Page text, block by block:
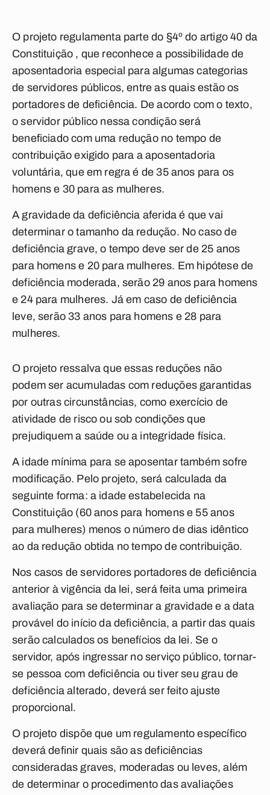
O projeto regulamenta parte do §4º do artigo 40 da
Constituição , que reconhece a possibilidade de
aposentadoria especial para algumas categorias
de servidores públicos, entre as quais estão os
portadores de deficiência. De acordo com o texto,
o servidor público nessa condição será
beneficiado com uma redução no tempo de
contribuição exigido para a aposentadoria
voluntária, que em regra é de 35 anos para os
homens e 30 para as mulheres.
A gravidade da deficiência aferida é que vai
determinar o tamanho da redução. No caso de
deficiência grave, o tempo deve ser de 25 anos
para homens e 20 para mulheres. Em hipótese de
deficiência moderada, serão 29 anos para homens
e 24 para mulheres. Já em caso de deficiência
leve, serão 33 anos para homens e 28 para
mulheres.
O projeto ressalva que essas reduções não
podem ser acumuladas com reduções garantidas
por outras circunstâncias, como exercício de
atividade de risco ou sob condições que
prejudiquem a saúde ou a integridade física.
A idade mínima para se aposentar também sofre
modificação. Pelo projeto, será calculada da
seguinte forma: a idade estabelecida na
Constituição (60 anos para homens e 55 anos
para mulheres) menos o número de dias idêntico
ao da redução obtida no tempo de contribuição.
Nos casos de servidores portadores de deficiência
anterior à vigência da lei, será feita uma primeira
avaliação para se determinar a gravidade e a data
provável do início da deficiência, a partir das quais
serão calculados os benefícios da lei. Se o
servidor, após ingressar no serviço público, tornar-
se pessoa com deficiência ou tiver seu grau de
deficiência alterado, deverá ser feito ajuste
proporcional.
O projeto dispõe que um regulamento específico
deverá definir quais são as deficiências
consideradas graves, moderadas ou leves, além
de determinar o procedimento das avaliações